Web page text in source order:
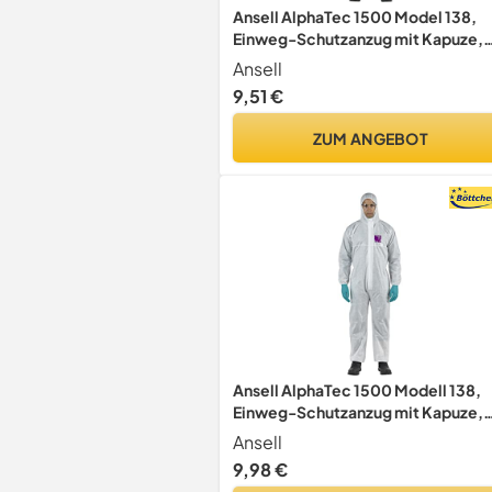
Ansell AlphaTec 1500 Model 138,
Einweg-Schutzanzug mit Kapuze,
Chemikalienschutz Type 5/6,
Wasserabweisend Arbeits-Overall,
Einmal-Schutzkleidung Herren
Ansell
9,51 €
ZUM ANGEBOT
Ansell AlphaTec 1500 Modell 138,
Einweg-Schutzanzug mit Kapuze,
Chemikalienschutz Typ 5/6,
Wasserabweisender Arbeitsoverall,
Einweg-Schutzkleidung Herren
Ansell
9,98 €